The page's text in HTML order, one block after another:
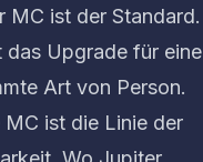
MC ist der
das Upgrade für eine
Art von Person.
MC ist die Linie der